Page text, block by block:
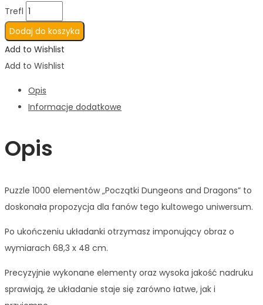
Trefl
Dodaj do koszyka
Add to Wishlist
Add to Wishlist
Opis
Informacje dodatkowe
Opis
Puzzle 1000 elementów „Początki Dungeons and Dragons” to
doskonała propozycja dla fanów tego kultowego uniwersum.
Po ukończeniu układanki otrzymasz imponujący obraz o
wymiarach 68,3 x 48 cm.
Precyzyjnie wykonane elementy oraz wysoka jakość nadruku
sprawiają, że układanie staje się zarówno łatwe, jak i